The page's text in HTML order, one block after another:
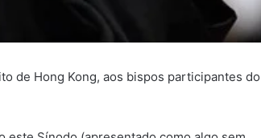
de Hong Kong, aos bispos participantes do